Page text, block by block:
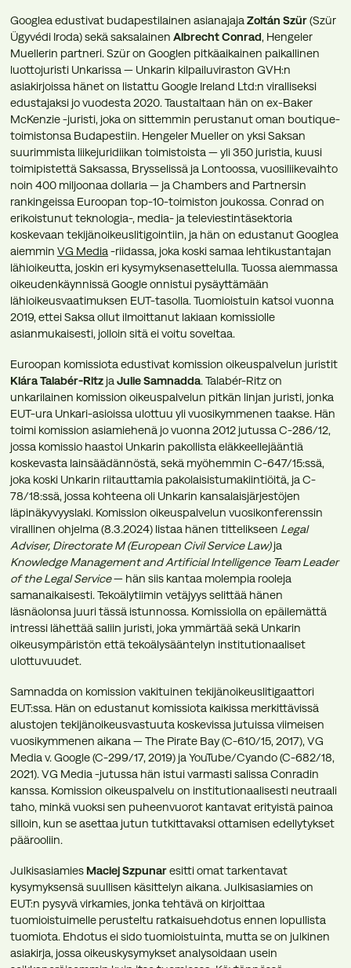
Googlea edustivat budapestilainen asianajaja Zoltán Szür(Szür
Ügyvédi Iroda) sekä saksalainen Albrecht Conrad, Hengeler
Muellerin partneri. Szür on Googlen pitkäaikainen paikallinen
luottojuristi Unkarissa — Unkarin kilpailuviraston GVH:n
asiakirjoissa hänet on listattu Google Ireland Ltd:n viralliseksi
edustajaksi jo vuodesta 2020. Taustaltaan hän on ex-Baker
McKenzie -juristi, joka on sittemmin perustanut oman boutique-
toimistonsa Budapestiin. Hengeler Mueller on yksi Saksan
suurimmista liikejuridiikan toimistoista — yli 350 juristia, kuusi
toimipistettä Saksassa, Brysselissä ja Lontoossa, vuosiliikevaihto
noin 400 miljoonaa dollaria — ja Chambers and Partnersin
rankingeissa Euroopan top-10-toimiston joukossa. Conrad on
erikoistunut teknologia-, media- ja televiestintäsektoria
koskevaan tekijänoikeuslitigointiin, ja hän on edustanut Googlea
aiemmin VG Media -riidassa, joka koski samaa lehtikustantajan
lähioikeutta, joskin eri kysymyksenasettelulla. Tuossa aiemmassa
oikeudenkäynnissä Google onnistui pysäyttämään
lähioikeusvaatimuksen EUT-tasolla. Tuomioistuin katsoi vuonna
2019, ettei Saksa ollut ilmoittanut lakiaan komissiolle
asianmukaisesti, jolloin sitä ei voitu soveltaa.
Euroopan komissiota edustivat komission oikeuspalvelun juristit
Klára Talabér-Ritzja Julie Samnadda. Talabér-Ritz on
unkarilainen komission oikeuspalvelun pitkän linjan juristi, jonka
EUT-ura Unkari-asioissa ulottuu yli vuosikymmenen taakse. Hän
toimi komission asiamiehenä jo vuonna 2012 jutussa C-286/12,
jossa komissio haastoi Unkarin pakollista eläkkeellejääntiä
koskevasta lainsäädännöstä, sekä myöhemmin C-647/15:ssä,
joka koski Unkarin riitauttamia pakolaisistumakiintiöitä, ja C-
78/18:ssä, jossa kohteena oli Unkarin kansalaisjärjestöjen
läpinäkyvyyslaki. Komission oikeuspalvelun vuosikonferenssin
virallinen ohjelma (8.3.2024) listaa hänen tittelikseen Legal
Adviser, Directorate M (European Civil Service Law)ja
Knowledge Management and Artificial Intelligence Team Leader
of the Legal Service— hän siis kantaa molempia rooleja
samanaikaisesti. Tekoälytiimin vetäjyys selittää hänen
läsnäolonsa juuri tässä istunnossa. Komissiolla on epäilemättä
intressi lähettää saliin juristi, joka ymmärtää sekä Unkarin
oikeusympäristön että tekoälysääntelyn institutionaaliset
ulottuvuudet.
Samnadda on komission vakituinen tekijänoikeuslitigaattori
EUT:ssa. Hän on edustanut komissiota kaikissa merkittävissä
alustojen tekijänoikeusvastuuta koskevissa jutuissa viimeisen
vuosikymmenen aikana — The Pirate Bay (C-610/15, 2017), VG
Media v. Google (C-299/17, 2019) ja YouTube/Cyando (C-682/18,
2021). VG Media -jutussa hän istui varmasti salissa Conradin
kanssa. Komission oikeuspalvelu on institutionaalisesti neutraali
taho, minkä vuoksi sen puheenvuorot kantavat erityistä painoa
silloin, kun se asettaa jutun tutkittavaksi ottamisen edellytykset
päärooliin.
Julkisasiamies Maciej Szpunaresitti omat tarkentavat
kysymyksensä suullisen käsittelyn aikana. Julkisasiamies on
EUT:n pysyvä virkamies, jonka tehtävä on kirjoittaa
tuomioistuimelle perusteltu ratkaisuehdotus ennen lopullista
tuomiota. Ehdotus ei sido tuomioistuinta, mutta se on julkinen
asiakirja, jossa oikeuskysymykset analysoidaan usein